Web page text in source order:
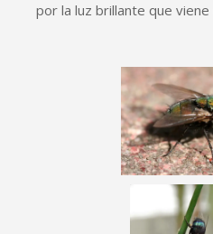
por la luz brillante que